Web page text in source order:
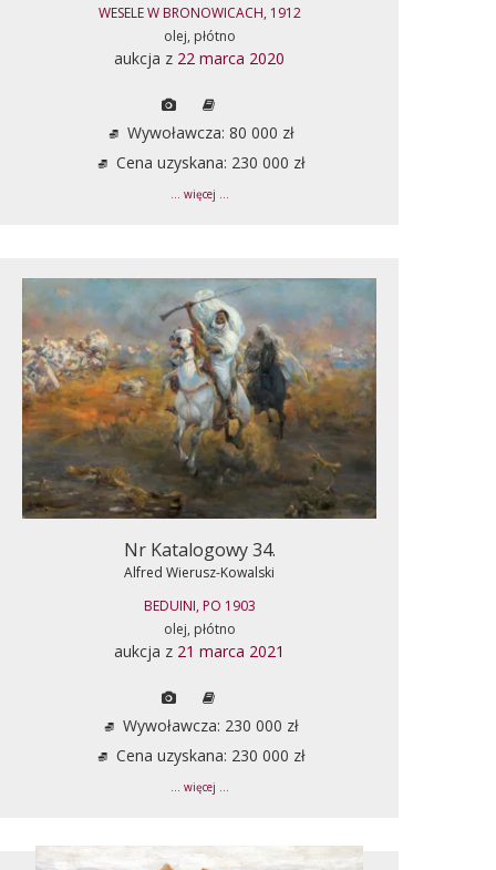
WESELE W BRONOWICACH, 1912
olej, płótno
aukcja z 22 marca 2020
Wywoławcza: 80 000 zł
Cena uzyskana: 230 000 zł
... więcej ...
Nr Katalogowy 34.
Alfred Wierusz-Kowalski
BEDUINI, PO 1903
olej, płótno
aukcja z 21 marca 2021
Wywoławcza: 230 000 zł
Cena uzyskana: 230 000 zł
... więcej ...